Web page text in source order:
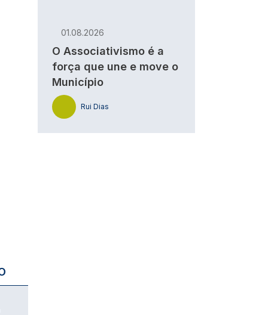
01.08.2026
O Associativismo é a
força que une e move o
Município
Rui Dias